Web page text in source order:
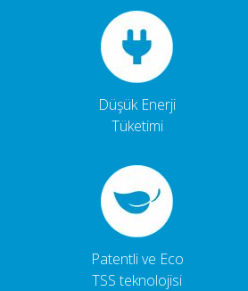
Düşük Enerji
Tüketimi
Patentli ve Eco
TSS teknolojisi